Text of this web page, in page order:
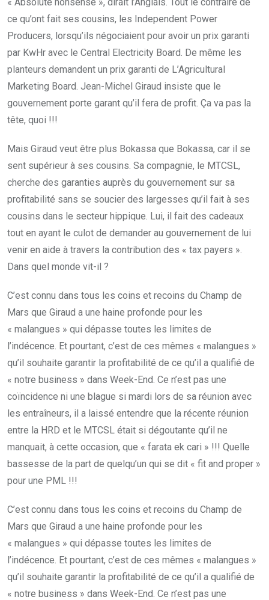
ce qu’ont fait ses cousins, les Independent Power
Producers, lorsqu’ils négociaient pour avoir un prix garanti
par KwHr avec le Central Electricity Board. De même les
planteurs demandent un prix garanti de L’Agricultural
Marketing Board. Jean-Michel Giraud insiste que le
gouvernement porte garant qu’il fera de profit. Ça va pas la
tête, quoi !!!
Mais Giraud veut être plus Bokassa que Bokassa, car il se
sent supérieur à ses cousins. Sa compagnie, le MTCSL,
cherche des garanties auprès du gouvernement sur sa
profitabilité sans se soucier des largesses qu’il fait à ses
cousins dans le secteur hippique. Lui, il fait des cadeaux
tout en ayant le culot de demander au gouvernement de lui
venir en aide à travers la contribution des « tax payers ».
Dans quel monde vit-il ?
C’est connu dans tous les coins et recoins du Champ de
Mars que Giraud a une haine profonde pour les
« malangues » qui dépasse toutes les limites de
l’indécence. Et pourtant, c’est de ces mêmes « malangues »
qu’il souhaite garantir la profitabilité de ce qu’il a qualifié de
« notre business » dans Week-End. Ce n’est pas une
coïncidence ni une blague si mardi lors de sa réunion avec
les entraîneurs, il a laissé entendre que la récente réunion
entre la HRD et le MTCSL était si dégoutante qu’il ne
manquait, à cette occasion, que « farata ek cari » !!! Quelle
bassesse de la part de quelqu’un qui se dit « fit and proper »
pour une PML !!!
C’est connu dans tous les coins et recoins du Champ de
Mars que Giraud a une haine profonde pour les
« malangues » qui dépasse toutes les limites de
l’indécence. Et pourtant, c’est de ces mêmes « malangues »
qu’il souhaite garantir la profitabilité de ce qu’il a qualifié de
« notre business » dans Week-End. Ce n’est pas une